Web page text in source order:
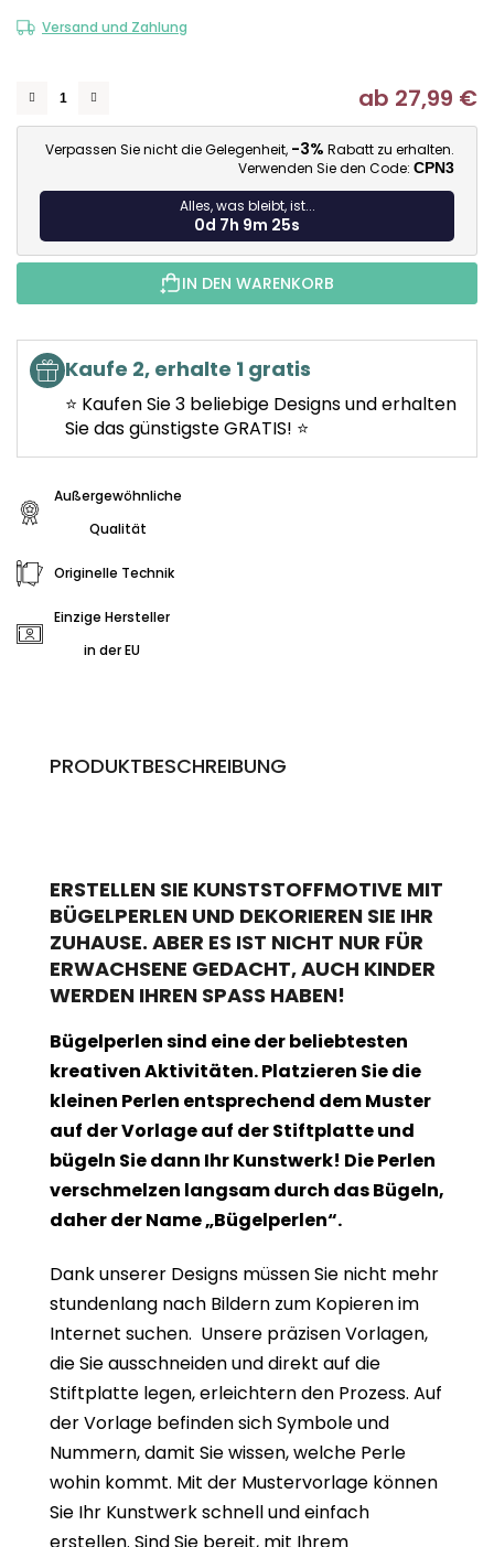
Versand und Zahlung
ab 27,99 €
Verpassen Sie nicht die Gelegenheit, -3% Rabatt zu erhalten.
Verwenden Sie den Code: CPN3
Alles, was bleibt, ist...
0d 7h 9m 24s
IN DEN WARENKORB
Kaufe 2, erhalte 1 gratis
⭐ Kaufen Sie 3 beliebige Designs und erhalten
Sie das günstigste GRATIS! ⭐
Außergewöhnliche
Qualität
Originelle Technik
Einzige Hersteller
in der EU
PRODUKTBESCHREIBUNG
ERSTELLEN SIE KUNSTSTOFFMOTIVE MIT
BÜGELPERLEN UND DEKORIEREN SIE IHR
ZUHAUSE. ABER ES IST NICHT NUR FÜR
ERWACHSENE GEDACHT, AUCH KINDER
WERDEN IHREN SPASS HABEN!
Bügelperlen sind eine der beliebtesten
kreativen Aktivitäten. Platzieren Sie die
kleinen Perlen entsprechend dem Muster
auf der Vorlage auf der Stiftplatte und
bügeln Sie dann Ihr Kunstwerk! Die Perlen
verschmelzen langsam durch das Bügeln,
daher der Name „Bügelperlen“.
Dank unserer Designs müssen Sie nicht mehr
stundenlang nach Bildern zum Kopieren im
Internet suchen. Unsere präzisen Vorlagen,
die Sie ausschneiden und direkt auf die
Stiftplatte legen, erleichtern den Prozess. Auf
der Vorlage befinden sich Symbole und
Nummern, damit Sie wissen, welche Perle
wohin kommt. Mit der Mustervorlage können
Sie Ihr Kunstwerk schnell und einfach